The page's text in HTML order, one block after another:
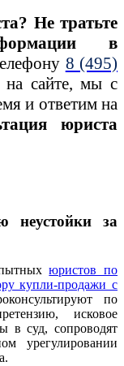
Не тратьте
в
8 (495)
на сайте, мы с
и ответим на
юриста
неустойки за
юристов по
купли-продажи с
по
исковое
в суд, сопроводят
урегулировании